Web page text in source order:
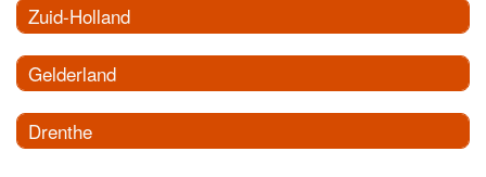
Zuid-Holland
Gelderland
Drenthe